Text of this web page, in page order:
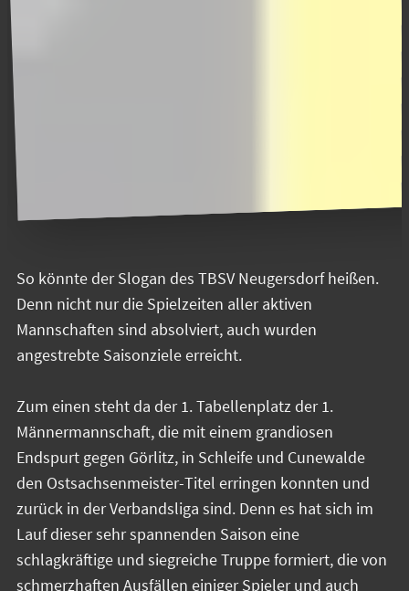
So könnte der Slogan des TBSV Neugersdorf heißen.
Denn nicht nur die Spielzeiten aller aktiven
Mannschaften sind absolviert, auch wurden
angestrebte Saisonziele erreicht.
Zum einen steht da der 1. Tabellenplatz der 1.
Männermannschaft, die mit einem grandiosen
Endspurt gegen Görlitz, in Schleife und Cunewalde
den Ostsachsenmeister-Titel erringen konnten und
zurück in der Verbandsliga sind. Denn es hat sich im
Lauf dieser sehr spannenden Saison eine
schlagkräftige und siegreiche Truppe formiert, die von
schmerzhaften Ausfällen einiger Spieler und auch